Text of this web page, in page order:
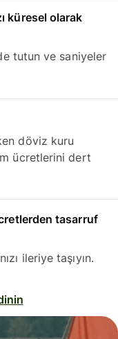
küresel olarak
tutun ve saniyeler
döviz kuru
ücretlerini dert
tasarruf
ileriye taşıyın.